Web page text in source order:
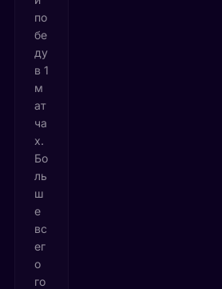
по
бе
ду
в 1
м
ат
ча
х.
Бо
ль
ш
е
вс
ег
о
го